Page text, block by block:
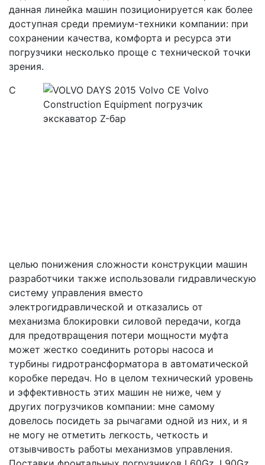
данная линейка машин позиционируется как более
доступная среди премиум-техники компании: при
сохранении качества, комфорта и ресурса эти
погрузчики несколько проще с технической точки
зрения.
С
целью понижения сложности конструкции машин
разработчики также использовали гидравлическую
систему управления вместо
электрогидравлической и отказались от
механизма блокировки силовой передачи, когда
для предотвращения потери мощности муфта
может жестко соединить роторы насоса и
турбины гидротрансформатора в автоматической
коробке передач. Но в целом технический уровень
и эффективность этих машин не ниже, чем у
других погрузчиков компании: мне самому
довелось посидеть за рычагами одной из них, и я
не могу не отметить легкость, четкость и
отзывчивость работы механизмов управления.